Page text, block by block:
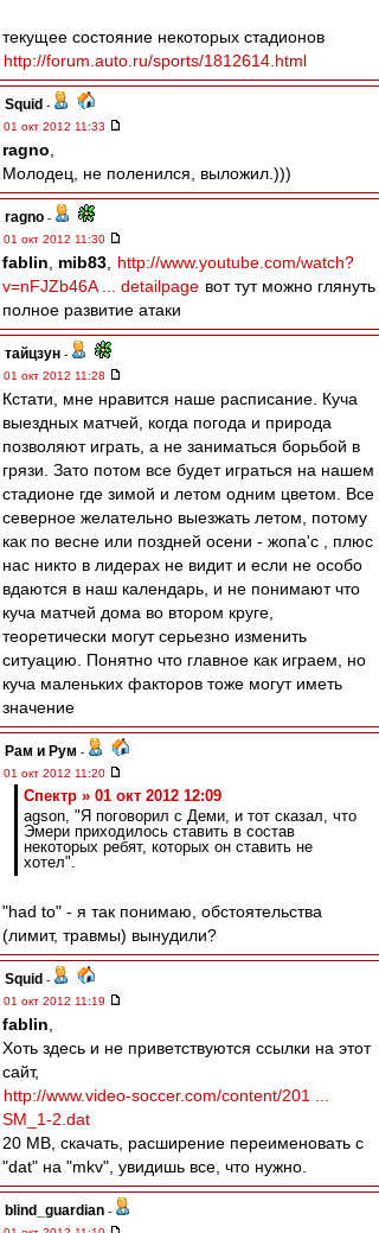
текущее состояние некоторых стадионов
http://forum.auto.ru/sports/1812614.html
Squid -
01 окт 2012 11:33
ragno
Молодец, не поленился, выложил.)))
ragno -
01 окт 2012 11:30
fablin mib83
http://www.youtube.com/watch?
v=nFJZb46A ... detailpage вот тут можно глянуть
полное развитие атаки
тайцзун -
01 окт 2012 11:28
Кстати, мне нравится наше расписание. Куча
выездных матчей, когда погода и природа
позволяют играть, а не заниматься борьбой в
грязи. Зато потом все будет играться на нашем
стадионе где зимой и летом одним цветом. Все
северное желательно выезжать летом, потому
как по весне или поздней осени - жопа'с , плюс
нас никто в лидерах не видит и если не особо
вдаются в наш календарь, и не понимают что
куча матчей дома во втором круге,
теоретически могут серьезно изменить
ситуацию. Понятно что главное как играем, но
куча маленьких факторов тоже могут иметь
значение
Рам и Рум -
01 окт 2012 11:20
Спектр » 01 окт 2012 12:09
agson, "Я поговорил с Деми, и тот сказал, что
Эмери приходилось ставить в состав
некоторых ребят, которых он ставить не
хотел".
"had to" - я так понимаю, обстоятельства
(лимит, травмы) вынудили?
Squid -
01 окт 2012 11:19
fablin
Хоть здесь и не приветствуются ссылки на этот
сайт,
http://www.video-soccer.com/content/201 ...
SM_1-2.dat
20 МB, скачать, расширение переименовать с
"dat" на "mkv", увидишь все, что нужно.
blind_guardian -